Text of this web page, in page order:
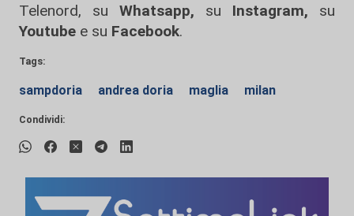
Telenord, su
Whatsapp, su Instagram, su
Youtube e su Facebook.
Tags:
sampdoria andrea doria maglia milan
Condividi: